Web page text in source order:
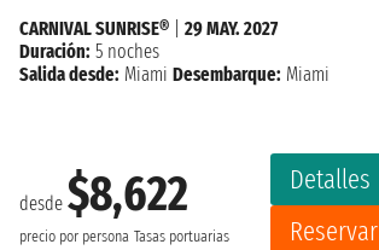
desde $8,622
precio por persona Tasas portuarias
Detalles
Reservar
CARNIVAL SUNRISE®
29 MAY. 2027
Duración: 5 noches
Salida desde: Miami Desembarque: Miami